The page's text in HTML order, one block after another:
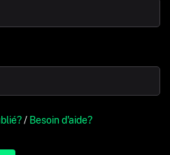
/ Besoin d'aide?